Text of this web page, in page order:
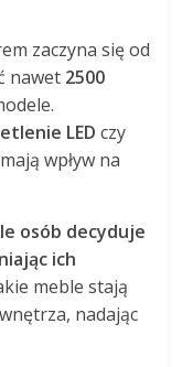
zaczyna się od
nawet 2500
LED czy
wpływ na
osób decyduje
ich
meble stają
nadając